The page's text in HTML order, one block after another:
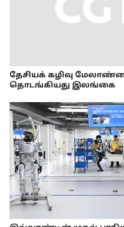
தேசியக் கழிவு
தொடங்கியது இலங்கை